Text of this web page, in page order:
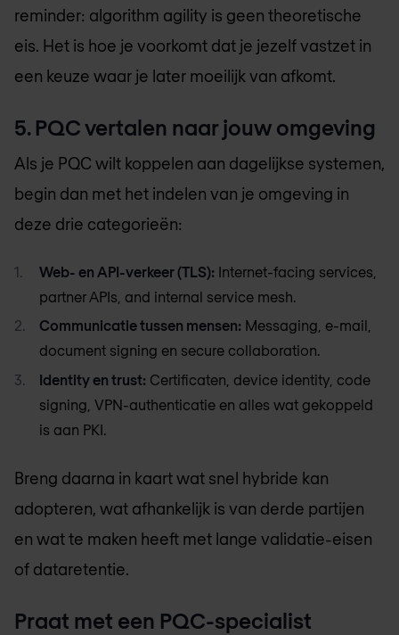
reminder: algorithm agility is geen theoretische
eis. Het is hoe je voorkomt dat je jezelf vastzet in
een keuze waar je later moeilijk van afkomt.
5. PQC vertalen naar jouw omgeving
Als je PQC wilt koppelen aan dagelijkse systemen,
begin dan met het indelen van je omgeving in
deze drie categorieën:
Web- en API-verkeer (TLS): Internet-facing services,
partner APIs, and internal service mesh.
Communicatie tussen mensen: Messaging, e-mail,
document signing en secure collaboration.
Identity en trust: Certificaten, device identity, code
signing, VPN-authenticatie en alles wat gekoppeld
is aan PKI.
Breng daarna in kaart wat snel hybride kan
adopteren, wat afhankelijk is van derde partijen
en wat te maken heeft met lange validatie-eisen
of dataretentie.
Praat met een PQC-specialist